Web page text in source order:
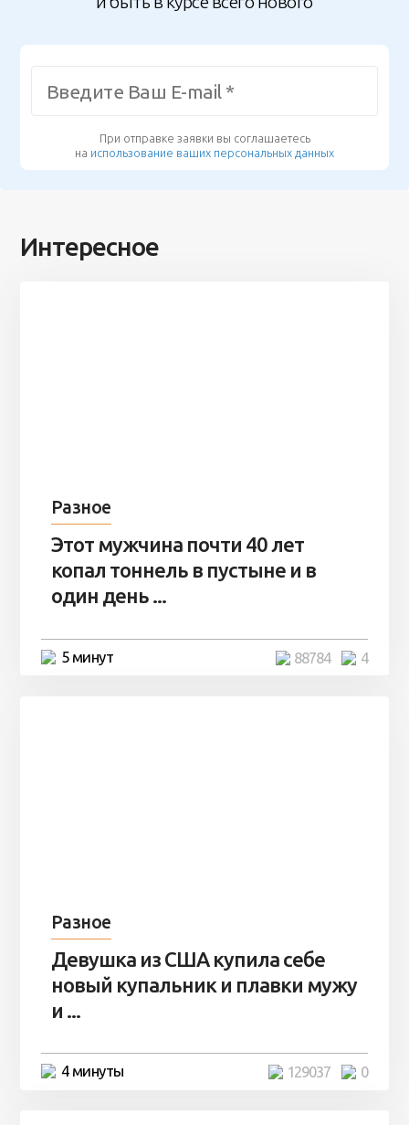
При отправке заявки вы соглашаетесь
на использование ваших персональных данных
Интересное
Разное
Этот мужчина почти 40 лет
копал тоннель в пустыне и в
один день ...
5 минут 4
88784
Разное
Девушка из США купила себе
новый купальник и плавки мужу
и ...
4 минуты 0
129037